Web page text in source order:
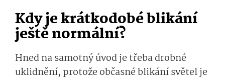
Kdy je krátkodobé blikání
ještě normální?
Hned na samotný úvod je třeba drobné
uklidnění, protože občasné blikání světel je